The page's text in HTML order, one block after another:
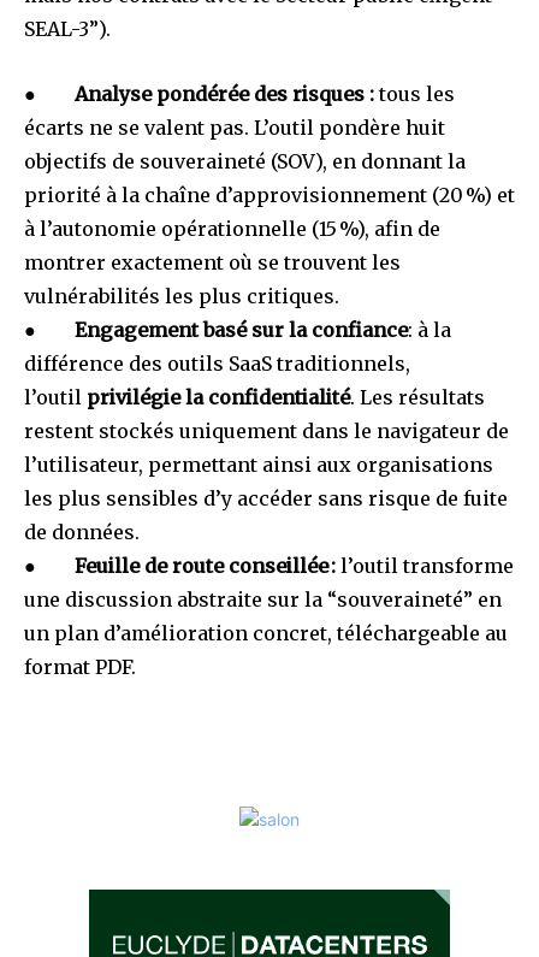
SEAL-3”).
●Analyse pondérée des risques :tous les
écarts ne se valent pas. L’outil pondère huit
objectifs de souveraineté (SOV), en donnant la
priorité à la chaîne d’approvisionnement (20 %) et
à l’autonomie opérationnelle (15 %), afin de
montrer exactement où se trouvent les
vulnérabilités les plus critiques.
● Engagement basé sur la confiance: à la
différence des outils SaaS traditionnels,
l’outil privilégie la confidentialité. Les résultats
restent stockés uniquement dans le navigateur de
l’utilisateur, permettant ainsi aux organisations
les plus sensibles d’y accéder sans risque de fuite
de données.
● Feuille de route conseillée: l’outil transforme
une discussion abstraite sur la “souveraineté” en
un plan d’amélioration concret, téléchargeable au
format PDF.